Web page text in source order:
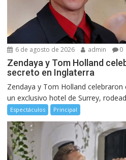
6 de agosto de 2026 admin 0
Zendaya y Tom Holland
secreto en Inglaterra
Zendaya y Tom Holland
un exclusivo hotel de Surrey,
Espectáculos Principal